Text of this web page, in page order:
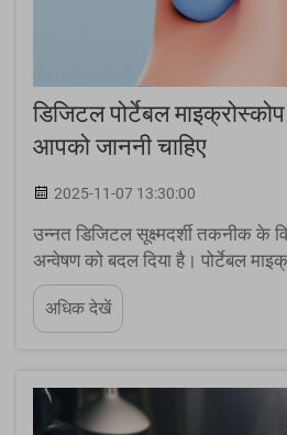
डिजिटल पोर्टेबल
आपको जाननी चाहिए
2025-11-07 13:30:00
उन्नत डिजिटल सूक्ष्मदर्शी तकनीक के
अन्वेषण को बदल दिया है। पोर्टेबल
को पेशेवरों, शिक्षकों और... के लिए सुलभ
उपलब्धि है
अधिक देखें